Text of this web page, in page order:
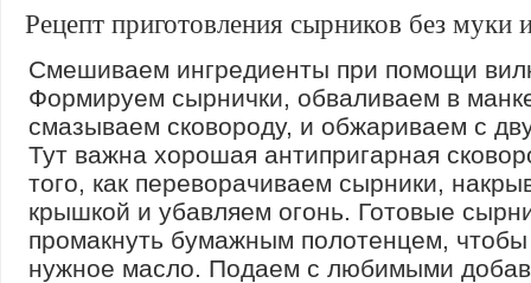
Рецепт приготовления сырников без муки
Смешиваем ингредиенты при помощи
Формируем сырнички, обваливаем в
смазываем сковороду, и обжариваем с
Тут важна хорошая антипригарная
того, как переворачиваем сырники,
крышкой и убавляем огонь. Готовые
промакнуть бумажным полотенцем,
нужное масло. Подаем с любимыми